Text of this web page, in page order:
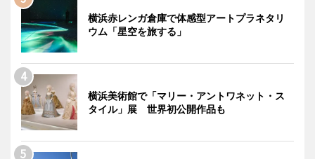
横浜赤レンガ倉庫で体感型アートプラネタリ
ウム「星空を旅する」
横浜美術館で「マリー・アントワネット・ス
タイル」展 世界初公開作品も